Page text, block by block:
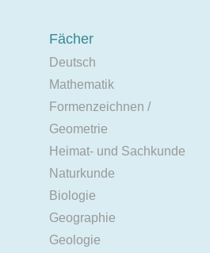
Fächer
Deutsch
Mathematik
Formenzeichnen /
Geometrie
Heimat- und Sachkunde
Naturkunde
Biologie
Geographie
Geologie